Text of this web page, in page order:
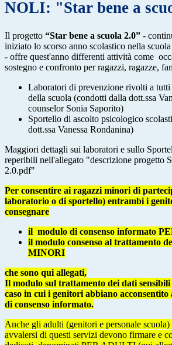
NOLI: "Star bene a
Il progetto “Star bene a scuola 2.0” -
iniziato lo scorso anno scolastico nella
- offre quest'anno differenti attività come
sostegno e confronto per ragazzi, ragazze,
Laboratori di prevenzione rivolti a tutti
della scuola (condotti dalla dott.ssa
counselor Sonia Saporito)
Sportello di ascolto psicologico
dott.ssa Vanessa Rondanina)
Maggiori dettagli sui laboratori e sullo
reperibili nell'allegato "descrizione progetto
2.0.pdf"
Per consentire ai ragazzi minori di
laboratorio o di sportello) entrambi i
consegnare
il modulo di consenso informato
il modulo consenso al trattamento
MINORI
che sono qui allegati,
Il modulo sul trattamento dei dati sensibili
caso in cui i genitori abbiano
di consenso informato.
Anche gli adulti (genitori e personale scuola)
avvalersi di questi servizi devono firmare e